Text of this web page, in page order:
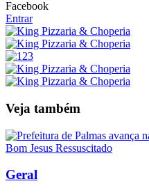
Facebook
Entrar
Veja também
Geral